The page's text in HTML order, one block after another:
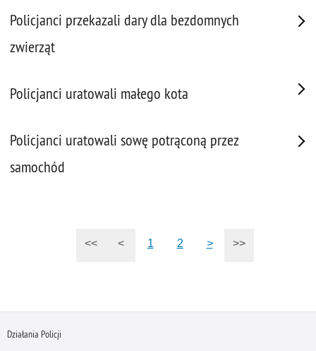
Policjanci przekazali dary dla bezdomnych
zwierząt
Policjanci uratowali małego kota
Policjanci uratowali sowę potrąconą przez
samochód
<< < 1 2 > >>
Działania Policji